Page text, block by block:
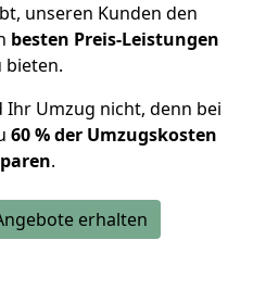
unseren Kunden den
besten Preis-Leistungen
bieten.
Umzug nicht, denn bei
60 % der Umzugskosten
.
erhalten